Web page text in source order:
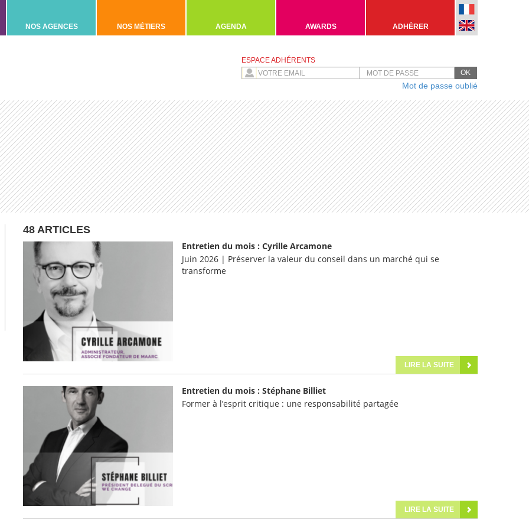
NOS AGENCES NOS MÉTIERS AGENDA AWARDS ADHÉRER
ESPACE ADHÉRENTS
OK
Mot de passe oublié
48 ARTICLES
Entretien du mois : Cyrille Arcamone
Juin 2026 | Préserver la valeur du conseil dans un marché qui se
transforme
LIRE LA SUITE
Entretien du mois : Stéphane Billiet
Former à l’esprit critique : une responsabilité partagée
LIRE LA SUITE